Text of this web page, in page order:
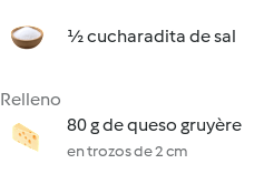
½ cucharadita de sal
Relleno
80 g de queso gruyère
en trozos de 2 cm